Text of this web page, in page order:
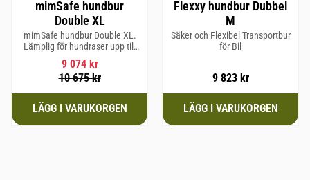
mimSafe hundbur
Double XL
mimSafe hundbur Double XL.
Lämplig för hundraser upp till
64 cm i mankhöjd.
9 074kr
10 675kr
Flexxy hundbur Dubbel
M
Säker och Flexibel Transportbur
för Bil
9 823kr